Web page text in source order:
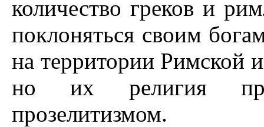
количество греков и
поклоняться своим
на территории Римской
но их религия
прозелитизмом.